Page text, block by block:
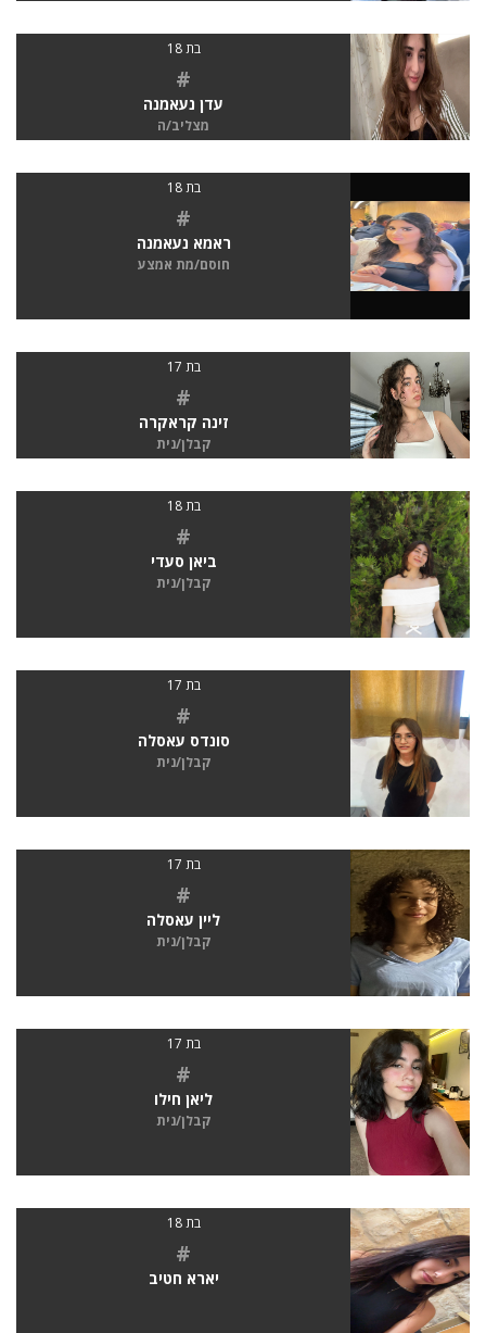
בת 18
#
עדן נעאמנה
מצליב/ה
בת 18
#
ראמא נעאמנה
חוסם/מת אמצע
בת 17
#
זינה קראקרה
קבלן/נית
בת 18
#
ביאן סעדי
קבלן/נית
בת 17
#
סונדס עאסלה
קבלן/נית
בת 17
#
ליין עאסלה
קבלן/נית
בת 17
#
ליאן חילו
קבלן/נית
בת 18
#
יארא חטיב